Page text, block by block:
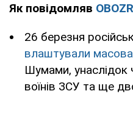
Як повідомляв
26 березня
влаштували
Шумами, унаслідок
воїнів ЗСУ та ще